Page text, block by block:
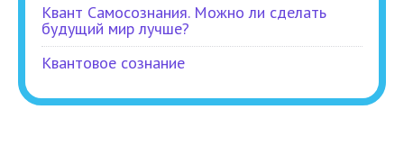
Квант Самосознания. Можно ли сделать
будущий мир лучше?
Квантовое сознание